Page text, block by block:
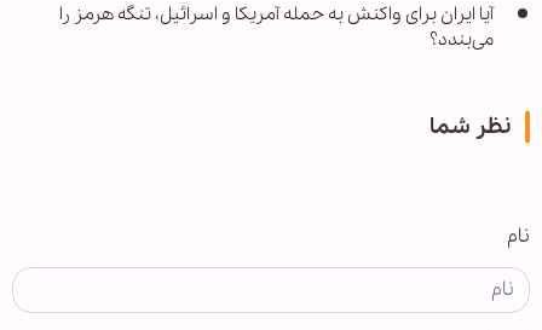
آیا ایران برای واکنش به حمله آمریکا و اسرائیل، تنگه هرمز را
می‌بندد؟
نظر شما
نام